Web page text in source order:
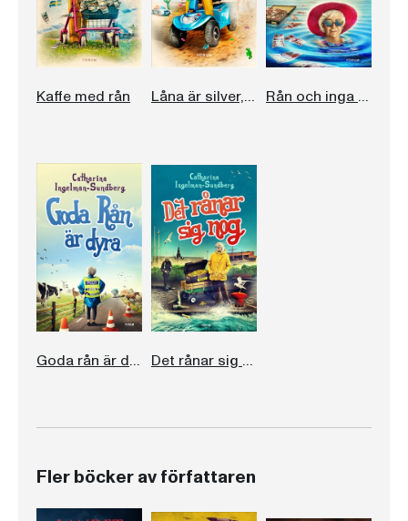
Kaffe med rån Låna är silver, råna är guld Rån och inga visor
Goda rån är dyra Det rånar sig nog
Fler böcker av författaren